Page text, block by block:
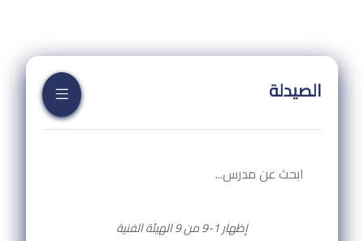
الصيدلة
إظهار 1-9 من 9 الهيئة الفنية